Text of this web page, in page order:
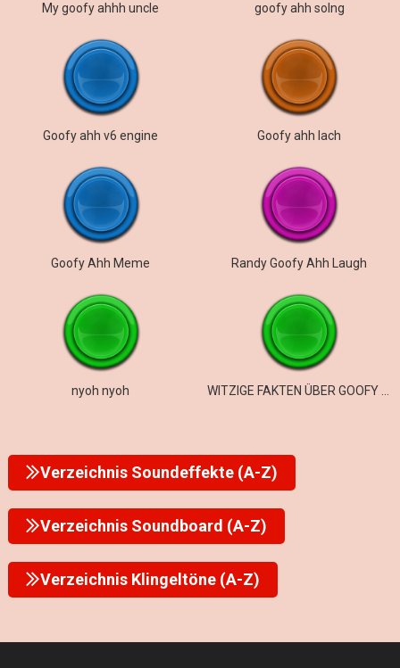
My goofy ahhh uncle goofy ahh solng
Goofy ahh v6 engine Goofy ahh lach
Goofy Ahh Meme Randy Goofy Ahh Laugh
nyoh nyoh
Verzeichnis Soundeffekte (A-Z)
Verzeichnis Soundboard (A-Z)
Verzeichnis Klingeltöne (A-Z)